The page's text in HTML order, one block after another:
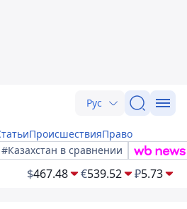
Рус
ПроисшествияПраво
#Казахстан в сравнении
$467.48 €539.52 ₽5.73